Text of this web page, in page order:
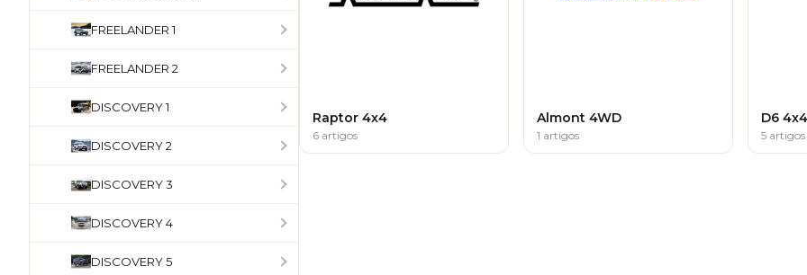
FREELANDER 1
FREELANDER 2
DISCOVERY 1
DISCOVERY 2
DISCOVERY 3
DISCOVERY 4
DISCOVERY 5
Raptor 4x4
6 artigos
Almont 4WD
1 artigos
D6 4x4
5 artigos